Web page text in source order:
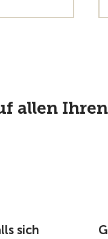
allen
sich